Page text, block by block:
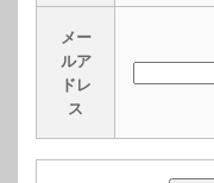
メー
ルア
ドレ
ス